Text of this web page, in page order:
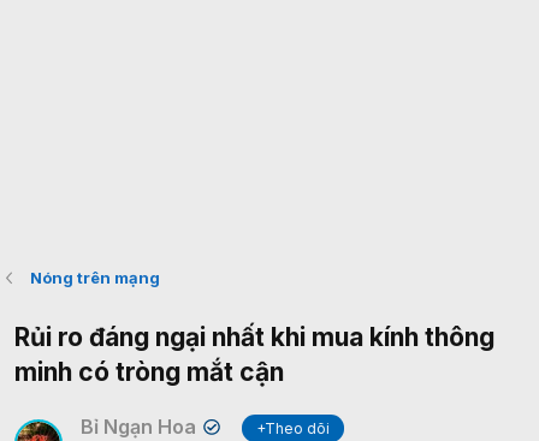
Nóng trên mạng
Rủi ro đáng ngại nhất khi mua kính thông
minh có tròng mắt cận
Bỉ Ngạn Hoa ✔
+Theo dõi